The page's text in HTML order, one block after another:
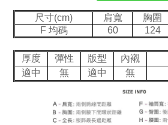
尺寸(cm) 肩寬 胸圍
F 均碼
60 124
厚度 彈性 版型 內襯
適中
無 適中 無